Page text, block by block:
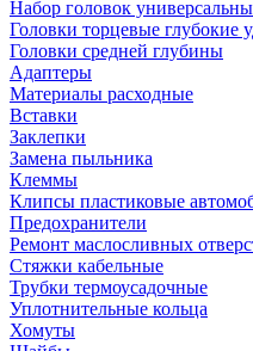
Набор головок
Головки торцевые глубокие
Головки средней глубины
Адаптеры
Материалы расходные
Вставки
Заклепки
Замена пыльника
Клеммы
Клипсы пластиковые
Предохранители
Ремонт маслосливных
Стяжки кабельные
Трубки термоусадочные
Уплотнительные кольца
Хомуты